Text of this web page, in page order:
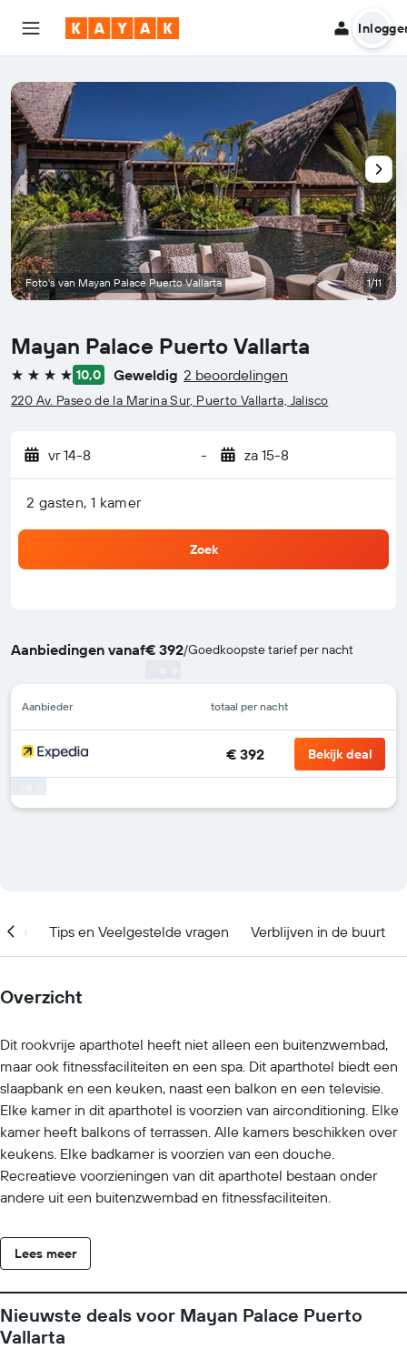
Mayan Palace Puerto Vallarta
4 sterren 10,0 Geweldig 2 beoordelingen
220 Av. Paseo de la Marina Sur, Puerto Vallarta, Jalisco
vr 14-8 - za 15-8
2 gasten, 1 kamer
Zoek
Aanbiedingen vanaf€ 392/Goedkoopste tarief per nacht
Aanbieder totaal per nacht
€ 392 Bekijk deal
Foto's van Mayan Palace Puerto Vallarta 1/11
Tips en Veelgestelde vragen Verblijven in de buurt
Overzicht
Dit rookvrije aparthotel heeft niet alleen een buitenzwembad,
maar ook fitnessfaciliteiten en een spa. Dit aparthotel biedt een
slaapbank en een keuken, naast een balkon en een televisie.
Elke kamer in dit aparthotel is voorzien van airconditioning. Elke
kamer heeft balkons of terrassen. Alle kamers beschikken over
keukens. Elke badkamer is voorzien van een douche.
Recreatieve voorzieningen van dit aparthotel bestaan onder
andere uit een buitenzwembad en fitnessfaciliteiten.
Lees meer
Nieuwste deals voor Mayan Palace Puerto
Vallarta